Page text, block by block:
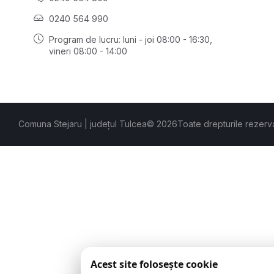
0240 564 990
Program de lucru: luni - joi 08:00 - 16:30,
vineri 08:00 - 14:00
Comuna Stejaru | județul Tulcea© 2026Toate drepturile
Acest site folosește cookie